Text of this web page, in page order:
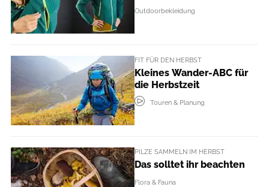
Outdoorbekleidung
FIT FÜR DEN HERBST
Kleines Wander-ABC für
die Herbstzeit
Touren & Planung
PILZE SAMMELN IM HERBST
Das solltet ihr beachten
Flora & Fauna